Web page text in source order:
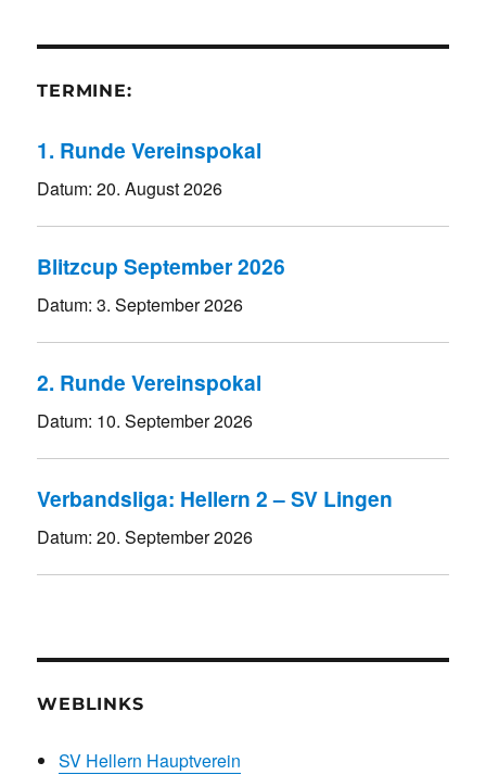
TERMINE:
1. Runde Vereinspokal
Datum:20. August 2026
Blitzcup September 2026
Datum:3. September 2026
2. Runde Vereinspokal
Datum: 10. September 2026
Verbandsliga: Hellern 2 – SV Lingen
Datum:20. September 2026
WEBLINKS
SV Hellern Hauptverein